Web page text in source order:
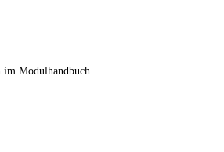
im Modulhandbuch.